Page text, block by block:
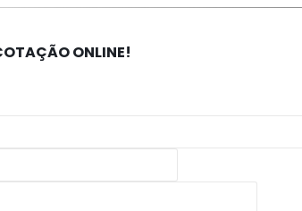
ONLINE!